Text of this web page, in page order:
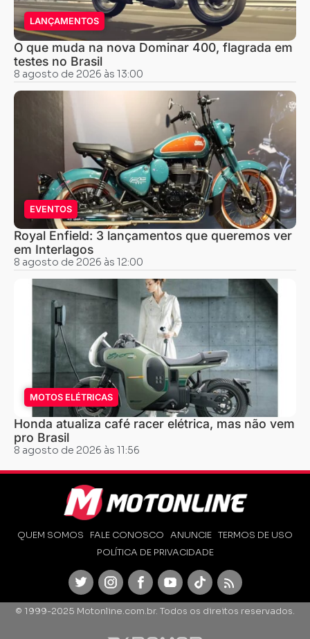
LANÇAMENTOS
O que muda na nova Dominar 400, flagrada em
testes no Brasil
8 agosto de 2026 às 13:00
EVENTOS
Royal Enfield: 3 lançamentos que queremos ver
em Interlagos
8 agosto de 2026 às 12:00
MOTOS ELÉTRICAS
Honda atualiza café racer elétrica, mas não vem
pro Brasil
8 agosto de 2026 às 11:56
QUEM SOMOS FALE CONOSCO ANUNCIE TERMOS DE USO
POLÍTICA DE PRIVACIDADE
TwitterInstagramFacebookYoutubeTikTok Feed
© 1999-2025 Motonline.com.br. Todos os direitos reservados.